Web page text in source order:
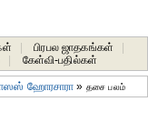
பிரபல ஜாதகங்கள்
கேள்வி-பதில்கள்
ஹோரசாரா » தசை பலம்